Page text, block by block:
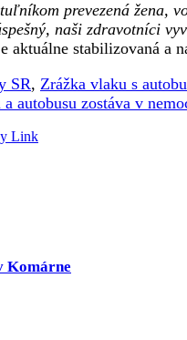
prevezená
naši zdravotníci
aktuálne stabilizovaná a
SR, Zrážka vlaku s
autobusu zostáva v
Link
Komárne